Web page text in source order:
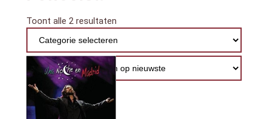
Toont alle 2 resultatenGesorteerd
nieuwste